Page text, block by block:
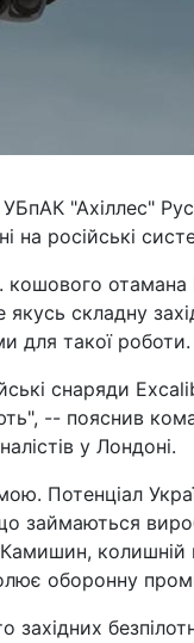
"Ахіллес"
на російські
отамана
якусь складну
для такої
снаряди
-- пояснив
у Лондоні.
Потенціал
займаються
колишній
оборонну